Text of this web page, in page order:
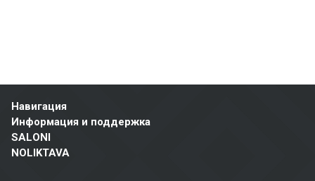
помещений и наружных пространств. Керамическая и
керамогранитная плитка отличается прочностью и эстетичным
видом.
Фасадные материалы: Мы предлагаем решения для внешней
Навигация
Информация и поддержка
SALONI
NOLIKTAVA